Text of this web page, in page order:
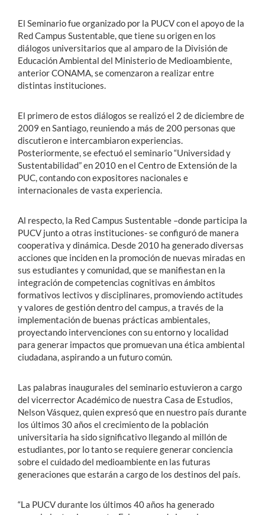
El Seminario fue organizado por la PUCV con el apoyo de la
Red Campus Sustentable, que tiene su origen en los
diálogos universitarios que al amparo de la División de
Educación Ambiental del Ministerio de Medioambiente,
anterior CONAMA, se comenzaron a realizar entre
distintas instituciones.
El primero de estos diálogos se realizó el 2 de diciembre de
2009 en Santiago, reuniendo a más de 200 personas que
discutieron e intercambiaron experiencias.
Posteriormente, se efectuó el seminario “Universidad y
Sustentabilidad” en 2010 en el Centro de Extensión de la
PUC, contando con expositores nacionales e
internacionales de vasta experiencia.
Al respecto, la Red Campus Sustentable –donde participa la
PUCV junto a otras instituciones- se configuró de manera
cooperativa y dinámica. Desde 2010 ha generado diversas
acciones que inciden en la promoción de nuevas miradas en
sus estudiantes y comunidad, que se manifiestan en la
integración de competencias cognitivas en ámbitos
formativos lectivos y disciplinares, promoviendo actitudes
y valores de gestión dentro del campus, a través de la
implementación de buenas prácticas ambientales,
proyectando intervenciones con su entorno y localidad
para generar impactos que promuevan una ética ambiental
ciudadana, aspirando a un futuro común.
Las palabras inaugurales del seminario estuvieron a cargo
del vicerrector Académico de nuestra Casa de Estudios,
Nelson Vásquez, quien expresó que en nuestro país durante
los últimos 30 años el crecimiento de la población
universitaria ha sido significativo llegando al millón de
estudiantes, por lo tanto se requiere generar conciencia
sobre el cuidado del medioambiente en las futuras
generaciones que estarán a cargo de los destinos del país.
“La PUCV durante los últimos 40 años ha generado